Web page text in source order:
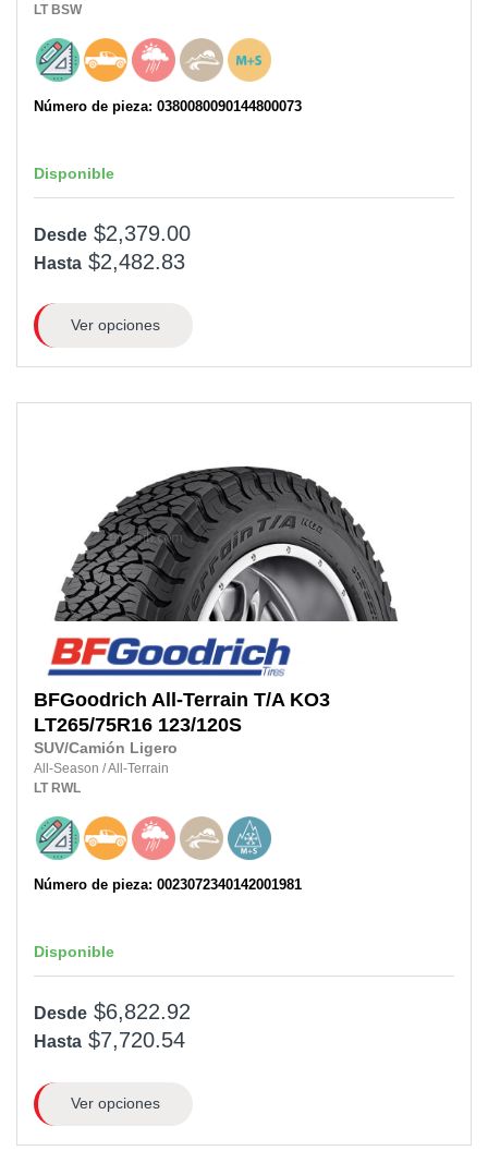
LT BSW
Número de pieza: 0380080090144800073
Disponible
Desde $2,379.00
Hasta $2,482.83
Ver opciones
BFGoodrich All-Terrain T/A KO3
LT265/75R16 123/120S
SUV/Camión Ligero
All-Season /All-Terrain
LT RWL
Número de pieza: 0023072340142001981
Disponible
Desde $6,822.92
Hasta $7,720.54
Ver opciones